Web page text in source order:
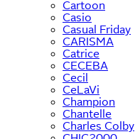
Cartoon
Casio
Casual Friday
CARISMA
Catrice
CECEBA
Cecil
CeLaVi
Champion
Chantelle
Charles Colby